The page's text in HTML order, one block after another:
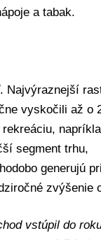
a tabak.
Najvýraznejší
vyskočili až o
segment trhu,
generujú
zvýšenie
vstúpil do